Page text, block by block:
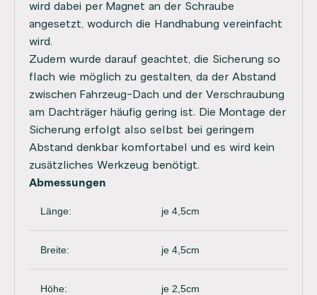
wird dabei per Magnet an der Schraube
angesetzt, wodurch die Handhabung vereinfacht
wird.
Zudem wurde darauf geachtet, die Sicherung so
flach wie möglich zu gestalten, da der Abstand
zwischen Fahrzeug-Dach und der Verschraubung
am Dachträger häufig gering ist. Die Montage der
Sicherung erfolgt also selbst bei geringem
Abstand denkbar komfortabel und es wird kein
zusätzliches Werkzeug benötigt.
Abmessungen
Länge: je 4,5cm
Breite: je 4,5cm
Höhe: je 2,5cm